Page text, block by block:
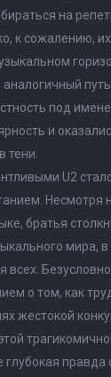
на
к сожалению,
под
и
тени.
U2
Несмотря
братья
мира, в
всех.
о том, как
жестокой
глубокая правда